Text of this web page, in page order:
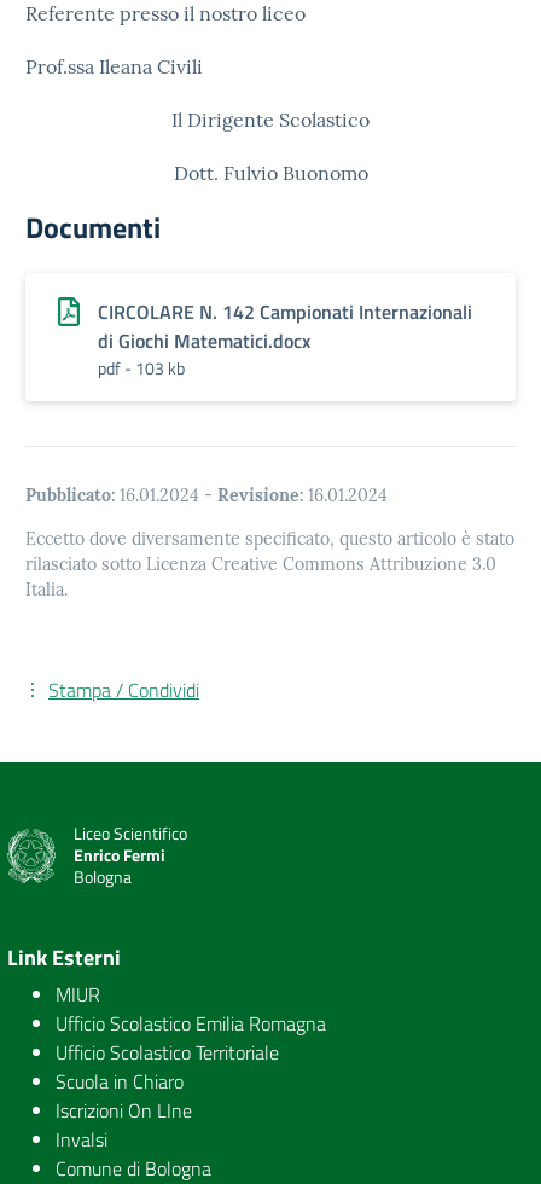
Referente presso il nostro liceo
Prof.ssa Ileana Civili
Il Dirigente Scolastico
Dott. Fulvio Buonomo
Documenti
CIRCOLARE N. 142 Campionati Internazionali
di Giochi Matematici.docx
pdf - 103 kb
Pubblicato: 16.01.2024 - Revisione: 16.01.2024
Eccetto dove diversamente specificato, questo articolo è stato
rilasciato sotto Licenza Creative Commons Attribuzione 3.0
Italia.
Stampa / Condividi
Liceo Scientifico
Enrico Fermi
Bologna
Link Esterni
MIUR
Ufficio Scolastico Emilia Romagna
Ufficio Scolastico Territoriale
Scuola in Chiaro
Iscrizioni On LIne
Invalsi
Comune di Bologna